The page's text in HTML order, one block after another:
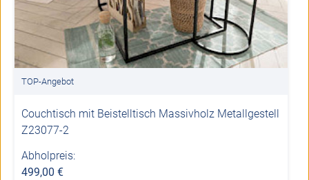
TOP-Angebot
Couchtisch mit Beistelltisch Massivholz Metallgestell
Z23077-2
Abholpreis:
499,00 €